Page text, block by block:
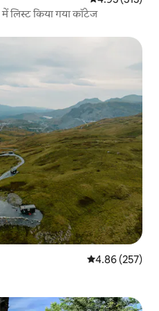
लिस्ट किया गया कॉटेज
औसत रेटिंग 5 में से
4.86 (257)